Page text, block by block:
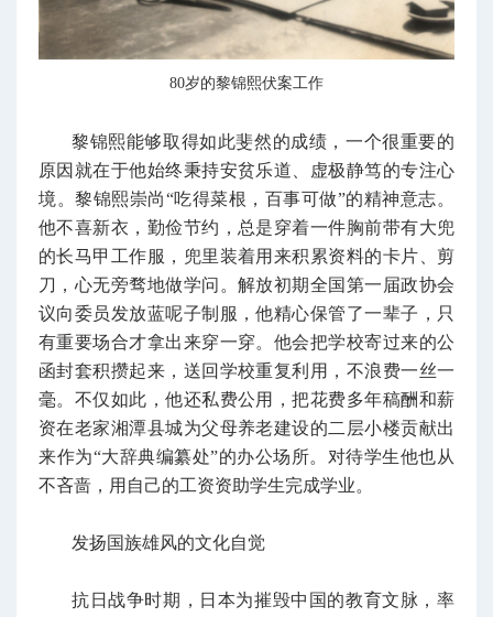
80岁的黎锦熙伏案工作
黎锦熙能够取得如此斐然的成绩，一个很重要的
原因就在于他始终秉持安贫乐道、虚极静笃的专注心
境。黎锦熙崇尚“吃得菜根，百事可做”的精神意志。
他不喜新衣，勤俭节约，总是穿着一件胸前带有大兜
的长马甲工作服，兜里装着用来积累资料的卡片、剪
刀，心无旁骛地做学问。解放初期全国第一届政协会
议向委员发放蓝呢子制服，他精心保管了一辈子，只
有重要场合才拿出来穿一穿。他会把学校寄过来的公
函封套积攒起来，送回学校重复利用，不浪费一丝一
毫。不仅如此，他还私费公用，把花费多年稿酬和薪
资在老家湘潭县城为父母养老建设的二层小楼贡献出
来作为“大辞典编纂处”的办公场所。对待学生他也从
不吝啬，用自己的工资资助学生完成学业。
发扬国族雄风的文化自觉
抗日战争时期，日本为摧毁中国的教育文脉，率